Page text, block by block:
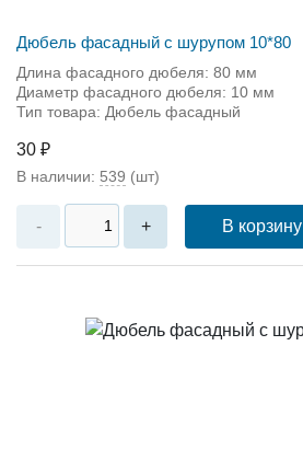
Дюбель фасадный с шурупом 10*80
Длина фасадного дюбеля: 80 мм
Диаметр фасадного дюбеля: 10 мм
Тип товара: Дюбель фасадный
30 ₽
В наличии: 539 (шт)
- + В корзину